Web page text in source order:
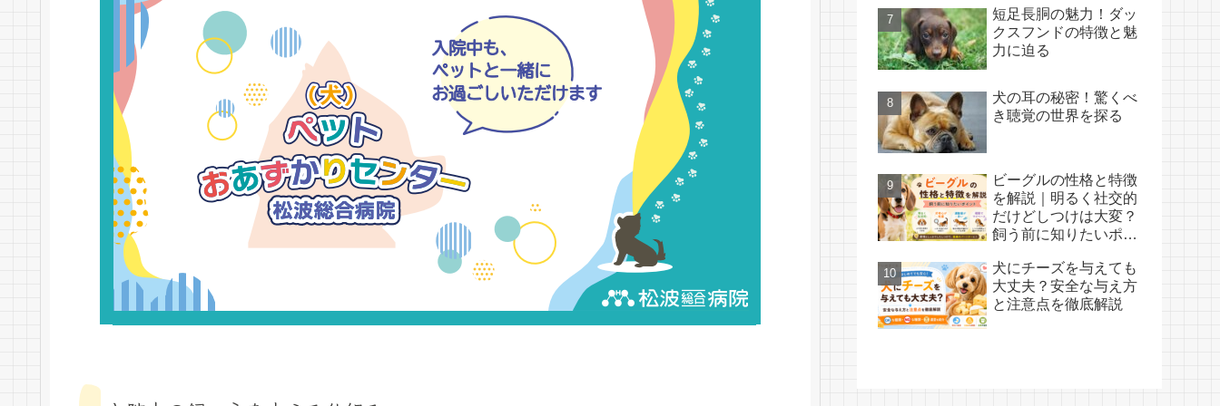
短足長胴の魅力！ダッ
クスフンドの特徴と魅
力に迫る
犬の耳の秘密！驚くべ
き聴覚の世界を探る
ビーグルの性格と特徴
を解説｜明るく社交的
だけどしつけは大変？
飼う前に知りたいポイ
犬にチーズを与えても
大丈夫？安全な与え方
と注意点を徹底解説